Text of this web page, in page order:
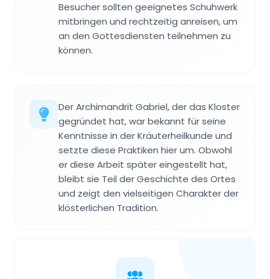
Besucher sollten geeignetes Schuhwerk
mitbringen und rechtzeitig anreisen, um
an den Gottesdiensten teilnehmen zu
können.
Der Archimandrit Gabriel, der das Kloster
gegründet hat, war bekannt für seine
Kenntnisse in der Kräuterheilkunde und
setzte diese Praktiken hier um. Obwohl
er diese Arbeit später eingestellt hat,
bleibt sie Teil der Geschichte des Ortes
und zeigt den vielseitigen Charakter der
klösterlichen Tradition.